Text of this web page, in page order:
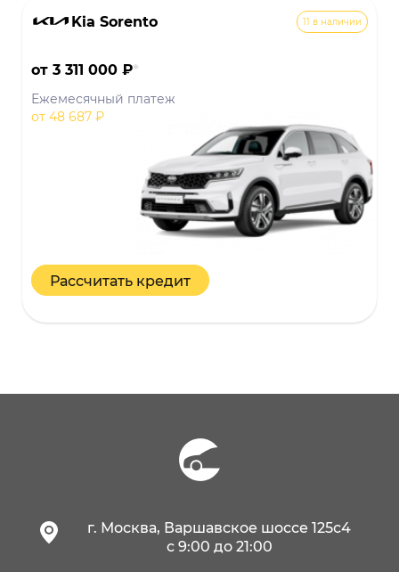
Kia Sorento 11 в наличии
от 3 311 000 ₽*
Ежемесячный платеж
от 48 687 ₽
Рассчитать кредит
г. Москва, Варшавское шоссе 125с4
c 9:00 до 21:00